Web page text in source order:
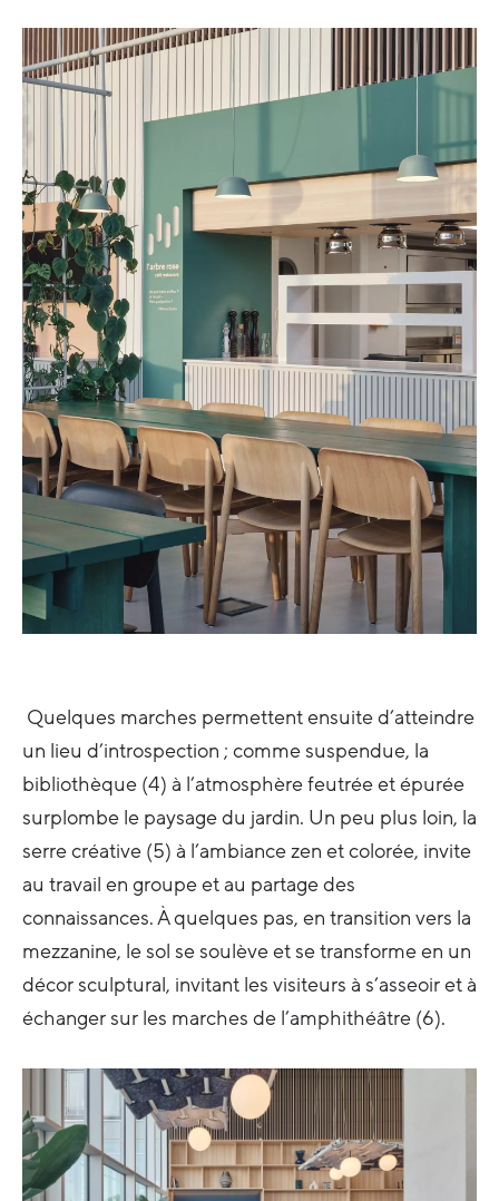
Quelques marches permettent ensuite d’atteindre
un lieu d’introspection ; comme suspendue, la
bibliothèque (4) à l’atmosphère feutrée et épurée
surplombe le paysage du jardin. Un peu plus loin, la
serre créative (5) à l’ambiance zen et colorée, invite
au travail en groupe et au partage des
connaissances. À quelques pas, en transition vers la
mezzanine, le sol se soulève et se transforme en un
décor sculptural, invitant les visiteurs à s’asseoir et à
échanger sur les marches de l’amphithéâtre (6).